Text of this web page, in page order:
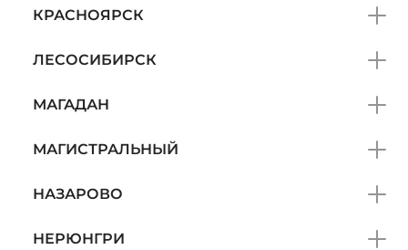
КРАСНОЯРСК
ЛЕСОСИБИРСК
МАГАДАН
МАГИСТРАЛЬНЫЙ
НАЗАРОВО
НЕРЮНГРИ